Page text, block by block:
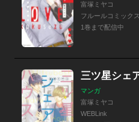
富塚ミヤコ
フルールコミックス
1巻まで配信中
三ツ星シェ
マンガ
富塚ミヤコ
WEBLink